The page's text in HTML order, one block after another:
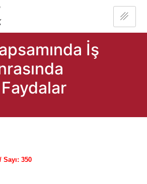
İş
Sayı: 350